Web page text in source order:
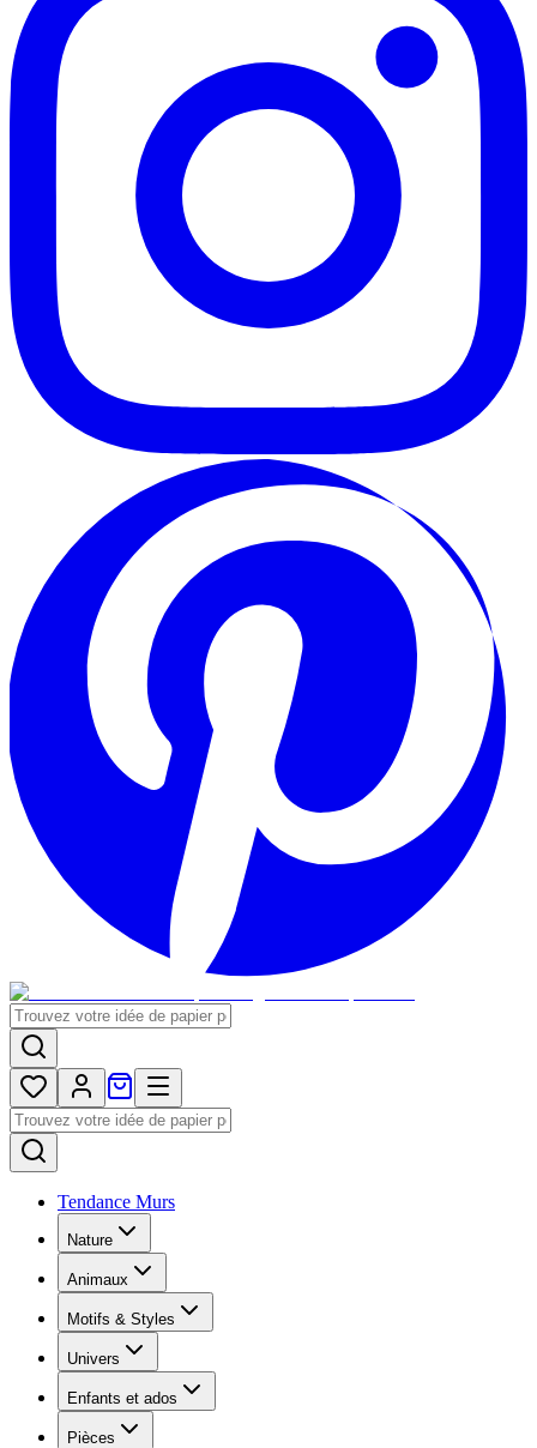
Tendance Murs
Nature
Animaux
Motifs & Styles
Univers
Enfants et ados
Pièces